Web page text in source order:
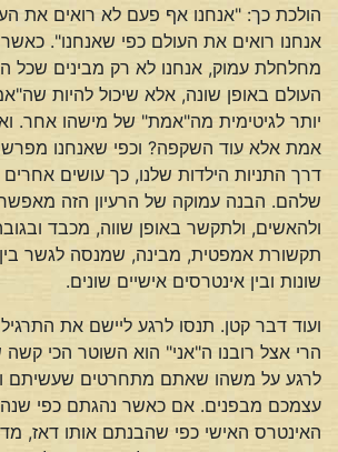
הולכת כך: "אנחנו אף פעם לא רואים את
אנחנו רואים את העולם כפי שאנחנו".
מחלחלת עמוק, אנחנו לא רק מבינים שכל
העולם באופן שונה, אלא שיכול להיות
יותר לגיטימית מה"אמת" של מישהו אחר.
אמת אלא עוד השקפה? וכפי שאנחנו
דרך התניות הילדות שלנו, כך עושים אחרים
שלהם. הבנה עמוקה של הרעיון הזה
ולהאשים, ולתקשר באופן שווה, מכבד
תקשורת אמפטית, מבינה, שמנסה לגשר
שונות ובין אינטרסים אישיים שונים.
ועוד דבר קטן. תנסו לרגע ליישם את
הרי אצל רובנו ה"אני" הוא השוטר הכי
לרגע על משהו שאתם מתחרטים שעשיתם
עצמכם מבפנים. אם כאשר נהגתם כפי
האינטרס האישי כפי שהבנתם אותו דאז,